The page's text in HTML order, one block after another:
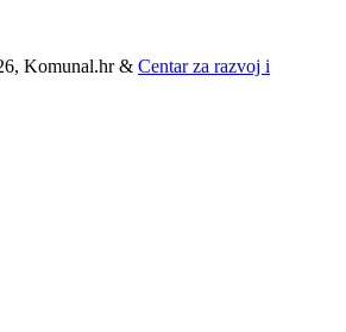
Komunal.hr & Centar za razvoj i